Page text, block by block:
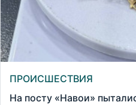
ПРОИСШЕСТВИЯ
На посту «Навои»